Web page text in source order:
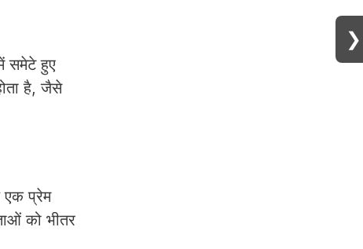
समेटे हुए
है, जैसे
एक प्रेम
को भीतर
❯